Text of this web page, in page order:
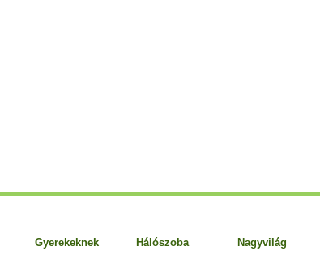
Gyerekeknek Hálószoba Nagyvilág